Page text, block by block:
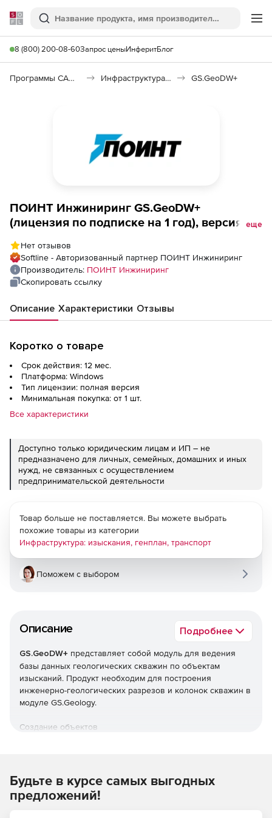
Softline
Поиск
8 (800) 200-08-60Запрос ценыИнферитБлог
Программы САПР и ГИС Инфраструктура: изыскания, генплан, транспорт GS.GeoDW+
ПОИНТ Инжиниринг GS.GeoDW+
(лицензия по подписке на 1 год), версия
еще
Нет отзывов
Softline - Авторизованный партнер ПОИНТ Инжиниринг
Производитель: ПОИНТ Инжиниринг
Скопировать ссылку
Описание Характеристики Отзывы
Коротко о товаре
Срок действия: 12 мес.
Платформа: Windows
Тип лицензии: полная версия
Минимальная покупка: от 1 шт.
Все характеристики
Доступно только юридическим лицам и ИП – не
предназначено для личных, семейных, домашних и иных
нужд, не связанных с осуществлением
предпринимательской деятельности
Описание Подробнее
GS.GeoDW+ представляет собой модуль для ведения
базы данных геологических скважин по объектам
изысканий. Продукт необходим для построения
инженерно-геологических разрезов и колонок скважин в
модуле GS.Geology.
Создание объектов
работ и списки геологических выработок.
Товар больше не поставляется. Вы можете выбрать
похожие товары из категории
Инфраструктура: изыскания, генплан, транспорт
Поможем с выбором
Будьте в курсе самых выгодных
предложений!